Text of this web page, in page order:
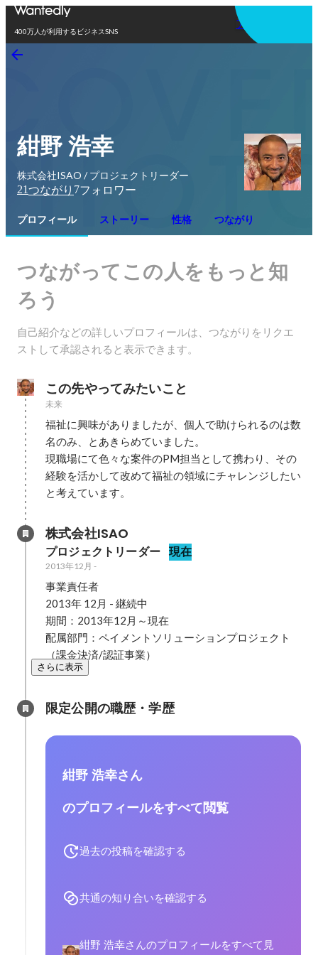
400万人が利用するビジネスSNS
アプリを使う
紺野 浩幸
株式会社ISAO / プロジェクトリーダー
21つながり 7フォロワー
プロフィール ストーリー 性格 つながり
つながってこの人をもっと知
ろう
自己紹介などの詳しいプロフィールは、つながりをリクエ
ストして承認されると表示できます。
この先やってみたいこと
未来
福祉に興味がありましたが、個人で助けられるのは数
名のみ、とあきらめていました。
現職場にて色々な案件のPM担当として携わり、その
経験を活かして改めて福祉の領域にチャレンジしたい
と考えています。
株式会社ISAO
プロジェクトリーダー 現在
2013年12月 -
事業責任者
2013年 12月 - 継続中
期間：2013年12月～現在
配属部門：ペイメントソリューションプロジェクト
（課金決済/認証事業）
さらに表示
限定公開の職歴・学歴
紺野 浩幸さん
のプロフィールをすべて閲覧
過去の投稿を確認する
共通の知り合いを確認する
紺野 浩幸さんのプロフィールをすべて見